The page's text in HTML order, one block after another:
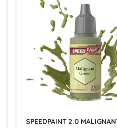
SPEEDPAINT 2.0